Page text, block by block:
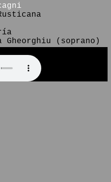
Gheorghiu (soprano)